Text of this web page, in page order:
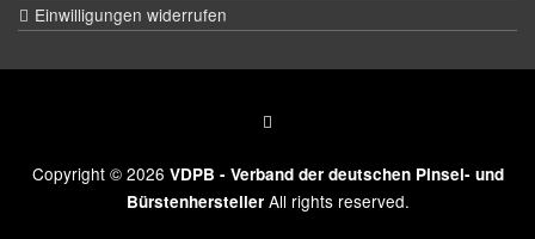
Einwilligungen widerrufen
Copyright © 2026 VDPB - Verband der deutschen Pinsel- und
BürstenherstellerAll rights reserved.